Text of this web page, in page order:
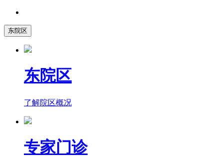
东院区
东院区
了解院区概况
专家门诊